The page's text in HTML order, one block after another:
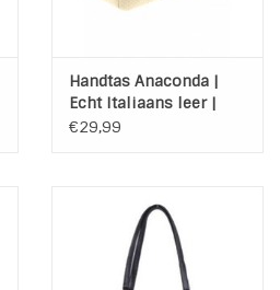
Handtas Anaconda |
Echt Italiaans leer |
Beige-Licht Roze
€29,99